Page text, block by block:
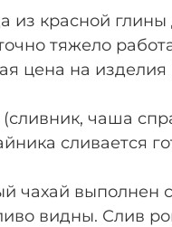
из красной
тяжело
цена на изделия
чаша
сливается
чахай выполнен
видны. Слив